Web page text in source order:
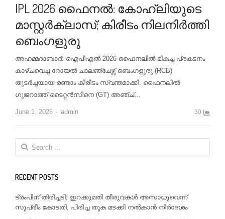
IPL 2026 ഫൈനൽ: കോഹ്‌ലിയുടെ
മാസ്റ്റർക്ലാസ്; കിരീടം നിലനിർത്തി
ബെംഗളൂരു
അഹമ്മദാബാദ്: ഐപിഎൽ 2026 ഫൈനലിൽ മികച്ച പ്രകടനം
കാഴ്ചവെച്ച റോയൽ ചാലഞ്ചേഴ്സ് ബെംഗളൂരു (RCB)
തുടർച്ചയായ രണ്ടാം കിരീടം സ്വന്തമാക്കി. ഫൈനലിൽ
ഗുജറാത്ത് ടൈറ്റൻസിനെ (GT) അഞ്ച്…
June 1, 2026 Author
admin 30
Search
for:
RECENT POSTS
ട്രംപിന് തിരിച്ചടി; ഇറക്കുമതി തീരുവകൾ അസാധുവെന്ന്
സുപ്രീം കോടതി, പിരിച്ച തുക മടക്കി നൽകാൻ നിർദേശം